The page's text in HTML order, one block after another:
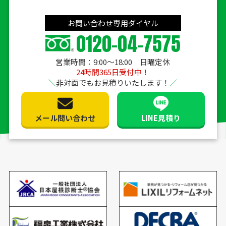
お問い合わせ専用ダイヤル
0120-04-7575
営業時間：9:00〜18:00 日曜定休
24時間365日受付中！
非対面でもお見積りいたします！
メール問い合わせ LINE見積り